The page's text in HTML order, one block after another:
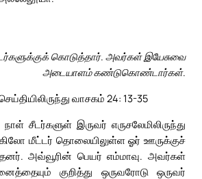
கொடுத்தார். அவர்கள் இயேசுவை
அடையாளம் கண்டுகொண்டார்கள்.
வாசகம் 24: 13-35
சீடர்களுள் இருவர் எருசலேமிலிருந்து
மீட்டர் தொலையிலுள்ள ஓர் ஊருக்குச்
அவ்வூரின் பெயர் எம்மாவு. அவர்கள்
குறித்து ஒருவரோடு ஒருவர்